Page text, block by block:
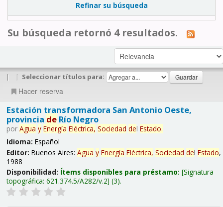
Refinar su búsqueda
Su búsqueda retornó 4 resultados.
| | Seleccionar títulos para:
Hacer reserva
Estación transformadora San Antonio Oeste,
provincia deRío Negro
por Agua y Energía Eléctrica, Sociedad del Estado.
Idioma: Español
Editor: Buenos Aires: Agua y Energía Eléctrica, Sociedad del Estado,
1988
Disponibilidad: Ítems disponibles para préstamo: Signatura
topográfica: 621.374.5/A282/v.2 (3).